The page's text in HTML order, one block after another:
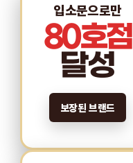
입소문으로만
80호점
달성
보장된 브랜드